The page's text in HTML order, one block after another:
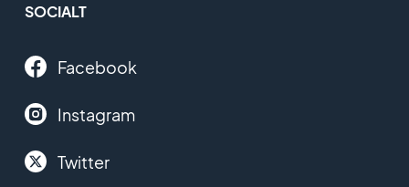
SOCIALT
Facebook
Instagram
Twitter